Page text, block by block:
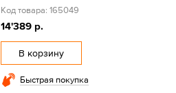
Код товара: 165049
14'389 р.
В корзину
Быстрая покупка